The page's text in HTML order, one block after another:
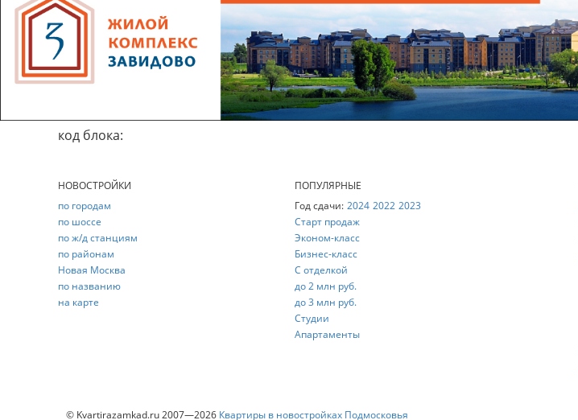
код блока:
НОВОСТРОЙКИ
по городам
по шоссе
по ж/д станциям
по районам
Новая Москва
по названию
на карте
ПОПУЛЯРНЫЕ
Год сдачи: 2024 2022 2023
Старт продаж
Эконом-класс
Бизнес-класс
С отделкой
до 2 млн руб.
до 3 млн руб.
Студии
Апартаменты
© Kvartirazamkad.ru 2007—2026 Квартиры в новостройках Подмосковья